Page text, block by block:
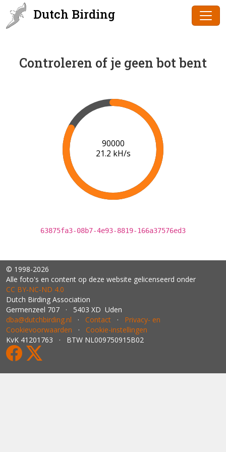
Dutch Birding
Controleren of je geen bot bent
91000
21.3 kH/s
63875fa3-08b7-4e93-8819-166a37576ed3
© 1998-2026
Alle foto's en content op deze website gelicenseerd onder
CC BY‑NC‑ND 4.0
Dutch Birding Association
Germenzeel 707 · 5403 XD Uden
dba@dutchbirding.nl · Contact · Privacy- en
Cookievoorwaarden · Cookie-instellingen
KvK 41201763 · BTW NL009750915B02